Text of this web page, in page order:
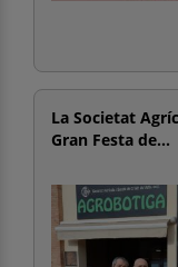
La Societat
Gran Festa de...